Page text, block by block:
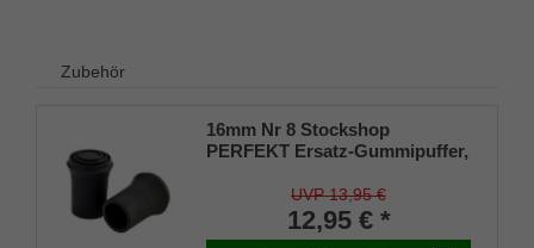
Zubehör
16mm Nr 8 Stockshop
PERFEKT Ersatz-Gummipuffer,
elegant, mit Metalleinlage (VE 2
UVP 13,95 €
12,95 € *